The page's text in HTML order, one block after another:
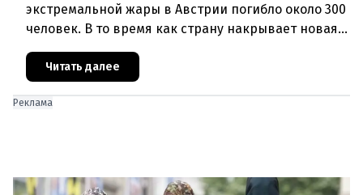
экстремальной жары в Австрии погибло около 300
человек. В то время как страну накрывает новая
волна зноя, министр климата Норберт Тотшниг, по
мнению Greenpeac
Читать далее
Реклама